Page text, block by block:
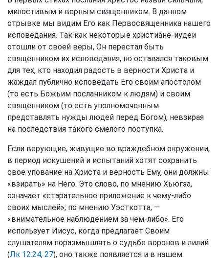
милостивым и верным священником. В данном
отрывке мы видим Его как Первосвященника нашего
исповедания. Так как некоторые христиане-иудеи
отошли от своей веры, Он перестал быть
священником их исповедания, но оставался таковым
для тех, кто находил радость в верности Христа и
жаждал публично исповедать Его своим апостолом
(то есть Божьим посланником к людям) и своим
священником (то есть уполномоченным
представлять нужды людей перед Богом), невзирая
на последствия такого смелого поступка.
Если верующие, живущие во враждебном окружении,
в период искушений и испытаний хотят сохранить
свое упование на Христа и верность Ему, они должны
«взирать» на Него. Это слово, по мнению Хьюгза,
означает «старательное приложение к чему-либо
своих мыслей»; по мнению Уэсткотта, —
«внимательное наблюдением за чем-либо». Его
использует Иисус, когда предлагает Своим
слушателям поразмышлять о судьбе воронов и лилий
(Лк 12:24, 27), оно также появляется и в нашем